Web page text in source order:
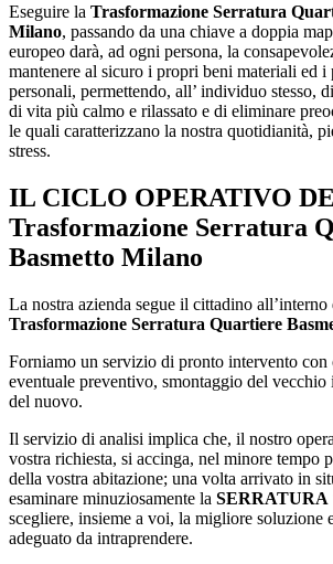
Eseguire la Trasformazione Serratura
Milano, passando da una chiave a doppia
europeo darà, ad ogni persona, la
mantenere al sicuro i propri beni materiali ed i
personali, permettendo, all’ individuo stesso,
di vita più calmo e rilassato e di eliminare
le quali caratterizzano la nostra quotidianità,
stress.
IL CICLO OPERATIVO
Trasformazione Serratura
Basmetto Milano
La nostra azienda segue il cittadino
Trasformazione Serratura Quartiere
Forniamo un servizio di pronto intervento con
eventuale preventivo, smontaggio del
del nuovo.
Il servizio di analisi implica che, il nostro
vostra richiesta, si accinga, nel minore tempo
della vostra abitazione; una volta arrivato in
esaminare minuziosamente la SERRATURA
scegliere, insieme a voi, la migliore soluzione
adeguato da intraprendere.